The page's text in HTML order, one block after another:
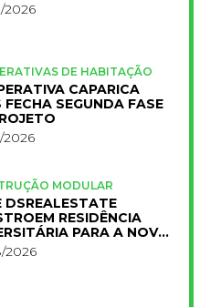
2026
DE HABITAÇÃO
CAPARICA
FECHA SEGUNDA FASE
MODULAR
DSREALESTATE
RESIDÊNCIA
PARA A NOVA
2026